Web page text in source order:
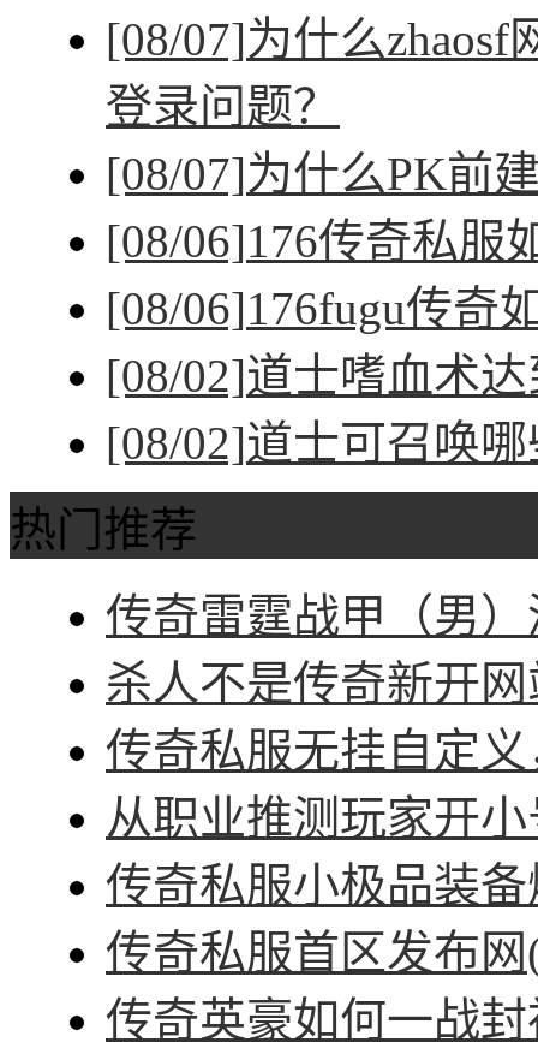
[08/07]为什么
登录问题？
[08/07]为什么PK前
[08/06]176传奇私服
[08/06]176fugu传奇
[08/02]道士嗜血术
[08/02]道士可召唤
热门推荐
传奇雷霆战甲（男
杀人不是传奇新开
传奇私服无挂自定
从职业推测玩家开
传奇私服小极品装
传奇私服首区发布网
传奇英豪如何一战